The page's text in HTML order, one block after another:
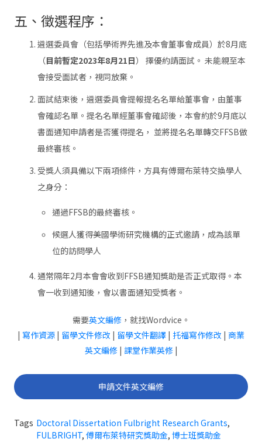
五、徵選程序：
遴選委員會（包括學術界先進及本會董事會成員）於8月底
（目前暫定2023年8月21日） 擇優約請面試。 未能親至本
會接受面試者，視同放棄。
面試結束後，遴選委員會提報提名名單給董事會，由董事
會確認名單。提名名單經董事會確認後，本會約於9月底以
書面通知申請者是否獲得提名， 並將提名名單轉交FFSB做
最終審核。
受獎人須具備以下兩項條件，方具有傅爾布萊特交換學人
之身分：
通過FFSB的最終審核。
候選人獲得美國學術研究機構的正式邀請，成為該單
位的訪問學人
通常隔年2月本會會收到FFSB通知獎助是否正式取得。本
會一收到通知後，會以書面通知受獎者。
需要英文編修，就找Wordvice。
| 寫作資源 | 留學文件修改 | 留學文件翻譯 | 托福寫作修改 | 商業
英文編修| 課堂作業英修|
申請文件英文編修
Tags Doctoral Dissertation Fulbright Research Grants,
FULBRIGHT, 傅爾布萊特研究獎助金, 博士班獎助金